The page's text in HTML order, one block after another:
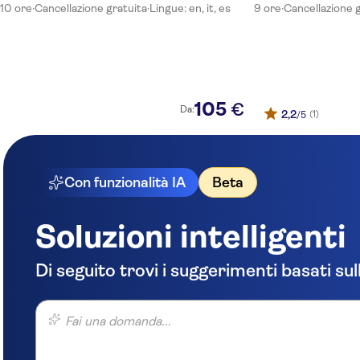
10 ore·Cancellazione gratuita·Lingue: en, it, es
Da:105 €
9 ore·Cancellazione
2,2/5 (1)
Con funzionalità IA Beta
Soluzioni intelligenti
Di seguito trovi i suggerimenti basati
Fai una domanda...